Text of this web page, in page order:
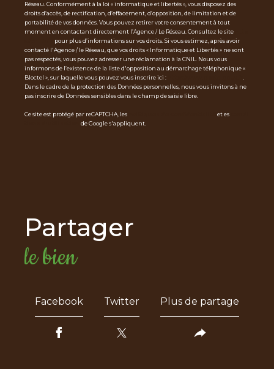
Réseau. Conformément à la loi « informatique et libertés », vous disposez des
droits d’accès, de rectification, d’effacement, d’opposition, de limitation et de
portabilité de vos données. Vous pouvez retirer votre consentement à tout
moment en contactant directement l’Agence / Le Réseau. Consultez le site
pour plus d’informations sur vos droits. Si vous estimez, après avoir
contacté l'Agence / le Réseau, que vos droits « Informatique et Libertés » ne sont
pas respectés, vous pouvez adresser une réclamation à la CNIL. Nous vous
informons de l’existence de la liste d'opposition au démarchage téléphonique «
Bloctel », sur laquelle vous pouvez vous inscrire ici :
Dans le cadre de la protection des Données personnelles, nous vous invitons à ne
pas inscrire de Données sensibles dans le champ de saisie libre.
Ce site est protégé par reCAPTCHA, les et es
de Google s'appliquent.
partager
le bien
Facebook Twitter Plus de partage